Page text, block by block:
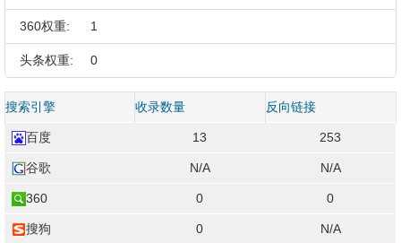
360权重: 1
头条权重: 0
搜索引擎 收录数量 反向链接
百度 13 253
谷歌 N/A N/A
360 0 0
搜狗 0 N/A